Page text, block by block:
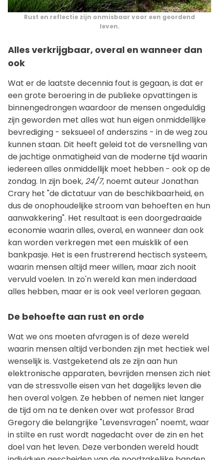
Rust en reflectie zijn onmisbaar voor een geordend
leven.
Alles verkrijgbaar, overal en wanneer dan
ook
Wat er de laatste decennia fout is gegaan, is dat er
een grote beroering in de publieke opvattingen is
binnengedrongen waardoor de mensen ongeduldig
zijn geworden met alles wat hun eigen onmiddellijke
bevrediging - seksueel of anderszins - in de weg zou
kunnen staan. Dit heeft geleid tot de versnelling van
de jachtige onmatigheid van de moderne tijd waarin
iedereen alles onmiddellijk moet hebben - ook op de
zondag. In zijn boek, 24/7, noemt auteur Jonathan
Crary het "de dictatuur van de beschikbaarheid, en
dus de onophoudelijke stroom van behoeften en hun
aanwakkering". Het resultaat is een doorgedraaide
economie waarin alles, overal, en wanneer dan ook
kan worden verkregen met een muisklik of een
bankpasje. Het is een frustrerend hectisch systeem,
waarin mensen altijd meer willen, maar zich nooit
vervuld voelen. In zo'n wereld kan men inderdaad
alles hebben, maar er is ook veel verloren gegaan.
De behoefte aan rust en orde
Wat we ons moeten afvragen is of deze wereld
waarin mensen altijd verbonden zijn met hectiek wel
wenselijk is. Vastgeketend als ze zijn aan hun
elektronische apparaten, bevrijden mensen zich niet
van de stressvolle eisen van het dagelijks leven die
hen overal volgen. Ze hebben of nemen niet langer
de tijd om na te denken over wat professor Brad
Gregory die belangrijke "Levensvragen" noemt, waar
in stilte en rust wordt nagedacht over de zin en het
doel van het leven. Deze verbonden wereld houdt